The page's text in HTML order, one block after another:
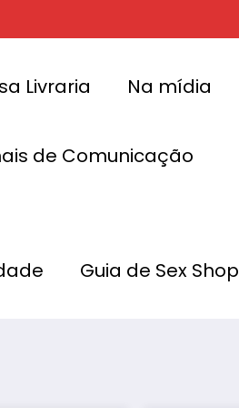
Livraria Na mídia
de Comunicação
Guia de Sex Shop